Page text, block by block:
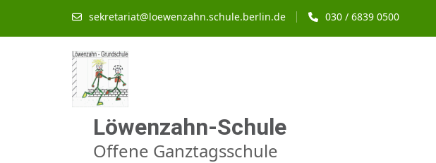
sekretariat@loewenzahn.schule.berlin.de 030 / 6839 0500
Löwenzahn-Schule
Offene Ganztagsschule